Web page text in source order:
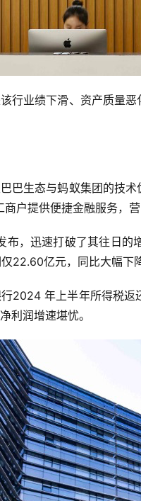
行业绩下滑、资产质量
巴生态与蚂蚁集团的技
户提供便捷金融服务，营
，迅速打破了其往日的
22.60亿元，同比大幅下
2024 年上半年所得税
利润增速堪忧。